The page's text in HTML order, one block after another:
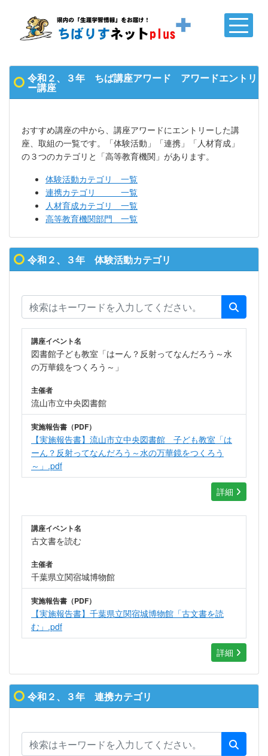
令和２、３年 ちば講座アワード アワードエントリ
ー講座
おすすめ講座の中から、講座アワードにエントリーした講
座、取組の一覧です。「体験活動」「連携」「人材育成」
の３つのカテゴリと 「高等教育機関」 があります。
体験活動カテゴリ 一覧
連携カテゴリ 一覧
人材育成カテゴリ 一覧
高等教育機関部門 一覧
令和２、３年 体験活動カテゴリ
講座イベント名
図書館子ども教室「はーん？反射ってなんだろう～水
の万華鏡をつくろう～」
主催者
流山市立中央図書館
実施報告書（PDF）
【実施報告書】流山市立中央図書館 子ども教室「は
ーん？反射ってなんだろう～水の万華鏡をつくろう
～」.pdf
詳細
講座イベント名
古文書を読む
主催者
千葉県立関宿城博物館
実施報告書（PDF）
【実施報告書】千葉県立関宿城博物館「古文書を読
む」.pdf
詳細
令和２、３年 連携カテゴリ